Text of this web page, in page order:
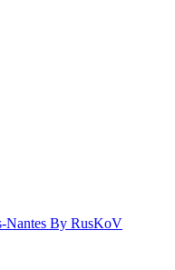
Nantes By RusKoV